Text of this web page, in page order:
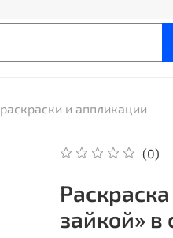
раскраски и аппликации
(0)
зайкой» в